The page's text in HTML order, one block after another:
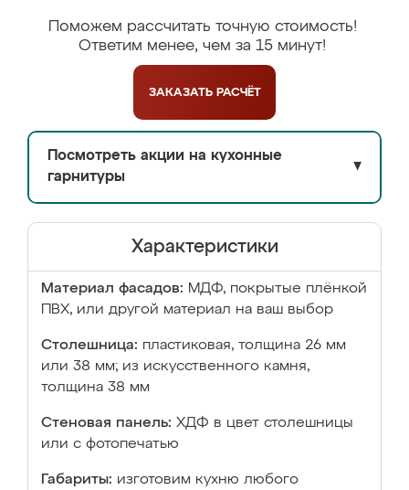
Поможем рассчитать точную стоимость!
Ответим менее, чем за 15 минут!
ЗАКАЗАТЬ РАСЧЁТ
Посмотреть акции на кухонные
гарнитуры
▼
Характеристики
Материал фасадов: МДФ, покрытые плёнкой
ПВХ, или другой материал на ваш выбор
Столешница: пластиковая, толщина 26 мм
или 38 мм; из искусственного камня,
толщина 38 мм
Стеновая панель: ХДФ в цвет столешницы
или с фотопечатью
Габариты: изготовим кухню любого